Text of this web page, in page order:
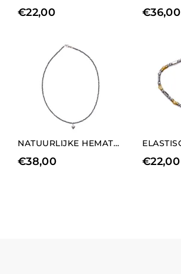
€22,00 €36,00
NATUURLIJKE HEMATIET KETTING MET LANGE HART BEDELS ELEMENT
€38,00 €22,00